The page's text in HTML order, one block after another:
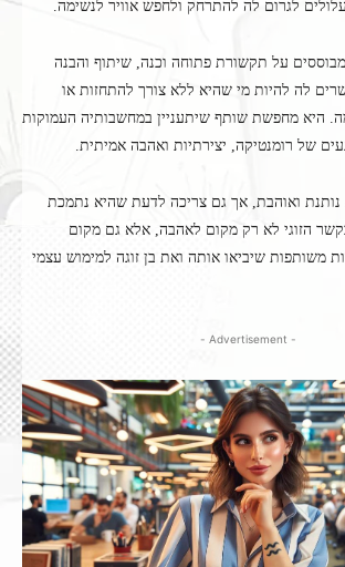
לגרום לה להתרחק ולחפש אוויר לנשימה.
על תקשורת פתוחה וכנה, שיתוף והבנה
לה להיות מי שהיא ללא צורך להתחזות או
היא מחפשת שותף שיתעניין במחשבותיה העמוקות
של רומנטיקה, יצירתיות ואהבה אמיתית.
נותנת ואוהבת, אך גם צריכה לדעת שהיא נתמכת
הזוגי לא רק מקום לאהבה, אלא גם מקום
משותפות שיביאו אותה ואת בן זוגה למימוש עצמי
- Advertisement -